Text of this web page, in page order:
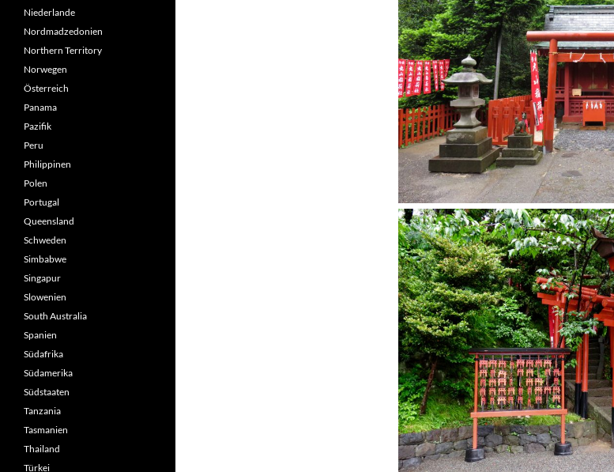
Niederlande
Nordmadzedonien
Northern Territory
Norwegen
Österreich
Panama
Pazifik
Peru
Philippinen
Polen
Portugal
Queensland
Schweden
Simbabwe
Singapur
Slowenien
South Australia
Spanien
Südafrika
Südamerika
Südstaaten
Tanzania
Tasmanien
Thailand
Türkei